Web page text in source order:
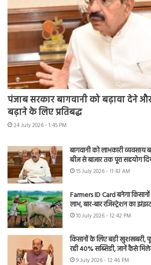
पंजाब सरकार बागवानी को बढ़ावा देने
बढ़ाने के लिए प्रतिबद्ध
24 July 2026 - 1:45 PM
बागवानी को लाभकारी व्यवसाय
बीज से बाजार तक पूरा सहयोग
15 July 2026 - 11:43 AM
Farmers ID Card बनेगा
लाभ, बार-बार रजिस्ट्रेशन का
10 July 2026 - 12:42 PM
किसानों के लिए बड़ी खुशखबरी,
रही 40% सब्सिडी, जानें कैसे
9 July 2026 - 12:46 PM